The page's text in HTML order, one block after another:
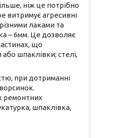
ніж це потрібно
витримує агресивні
лаками та
– 6мм. Це дозволяє
що
шпаклівки; стелі,
при дотриманні
ремонтних
шпаклівка,